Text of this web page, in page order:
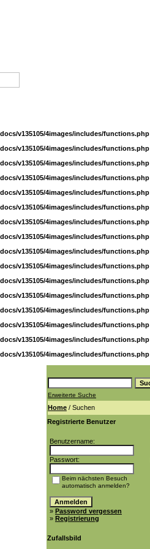
v135105/4images/includes/functions.php
v135105/4images/includes/functions.php
v135105/4images/includes/functions.php
v135105/4images/includes/functions.php
v135105/4images/includes/functions.php
v135105/4images/includes/functions.php
v135105/4images/includes/functions.php
v135105/4images/includes/functions.php
v135105/4images/includes/functions.php
v135105/4images/includes/functions.php
v135105/4images/includes/functions.php
v135105/4images/includes/functions.php
v135105/4images/includes/functions.php
v135105/4images/includes/functions.php
v135105/4images/includes/functions.php
v135105/4images/includes/functions.php
Erweiterte Suche
Home / Suchen
Registrierte Benutzer
Benutzername:
Passwort:
Beim nächsten Besuch
automatisch anmelden?
» Password vergessen
» Registrierung
Zufallsbild